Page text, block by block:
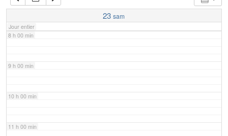
23 sam
Jour entier
7 h 00 min
8 h 00 min
9 h 00 min
10 h 00 min
11 h 00 min